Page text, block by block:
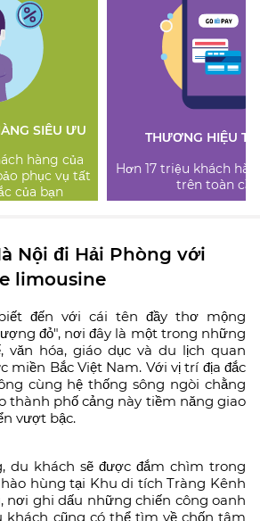
SIÊU ƯU
hàng của
phục vụ tất
của bạn
THƯƠNG HIỆU
Hơn 17 triệu khách
trên toàn cầu
Nội đi Hải Phòng với
limousine
đến với cái tên đầy thơ mộng
đỏ", nơi đây là một trong những
hóa, giáo dục và du lịch quan
miền Bắc Việt Nam. Với vị trí địa đắc
cùng hệ thống sông ngòi chằng
thành phố cảng này tiềm năng giao
vượt bậc.
du khách sẽ được đắm chìm trong
hùng tại Khu di tích Tràng Kênh
nơi ghi dấu những chiến công oanh
khách cũng có thể tìm về chốn tâm